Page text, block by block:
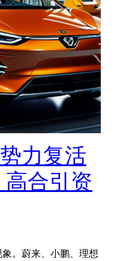
力复活
合引资
。蔚来、小鹏、理想